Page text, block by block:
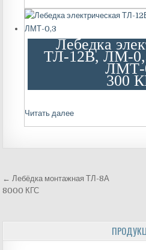
Лебедка
ТЛ-12В, ЛМ-
ЛМТ-
300
Читать далее
Навигация
← Лебёдка монтажная ТЛ-8А
8000 КГС